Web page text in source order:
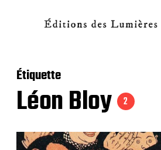
Étiquette
Léon Bloy 2